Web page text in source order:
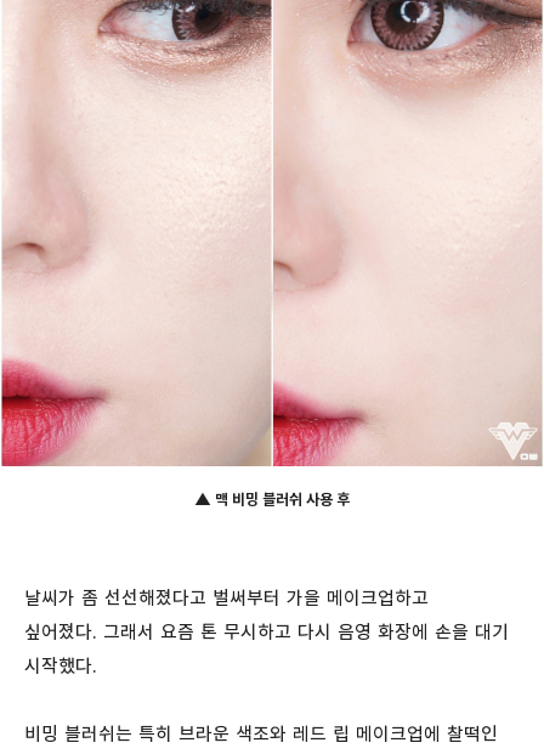
▲ 맥 비밍 블러쉬 사용 후
날씨가 좀 선선해졌다고 벌써부터 가을 메이크업하고
싶어졌다. 그래서 요즘 톤 무시하고 다시 음영 화장에 손을 대기
시작했다.
비밍 블러쉬는 특히 브라운 색조와 레드 립 메이크업에 찰떡인